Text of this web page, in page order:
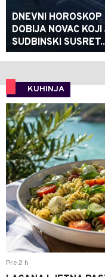
DNEVNI
DOBIJA NOVAC
SUDBINSKI
KUHINJA
Pre 2 h